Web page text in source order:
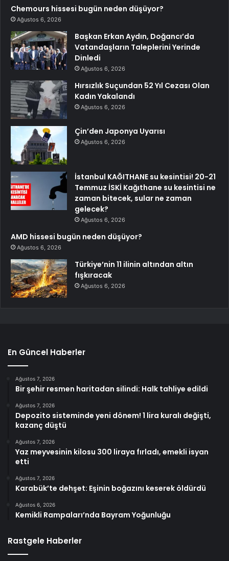
Chemours hissesi bugün neden düşüyor?
Ağustos 6, 2026
Başkan Erkan Aydın, Doğancı’da
Vatandaşların Taleplerini Yerinde
Dinledi
Ağustos 6, 2026
Hırsızlık Suçundan 52 Yıl Cezası Olan
Kadın Yakalandı
Ağustos 6, 2026
Çin’den Japonya Uyarısı
Ağustos 6, 2026
İstanbul KAĞITHANE su kesintisi! 20-21
Temmuz İSKİ Kağıthane su kesintisi ne
zaman bitecek, sular ne zaman
gelecek?
Ağustos 6, 2026
AMD hissesi bugün neden düşüyor?
Ağustos 6, 2026
Türkiye’nin 11 ilinin altından altın
fışkıracak
Ağustos 6, 2026
En Güncel Haberler
Ağustos 7, 2026
Bir şehir resmen haritadan silindi: Halk tahliye edildi
Ağustos 7, 2026
Depozito sisteminde yeni dönem! 1 lira kuralı değişti,
kazanç düştü
Ağustos 7, 2026
Yaz meyvesinin kilosu 300 liraya fırladı, emekli isyan
etti
Ağustos 7, 2026
Karabük’te dehşet: Eşinin boğazını keserek öldürdü
Ağustos 6, 2026
Kemikli Rampaları’nda Bayram Yoğunluğu
Rastgele Haberler